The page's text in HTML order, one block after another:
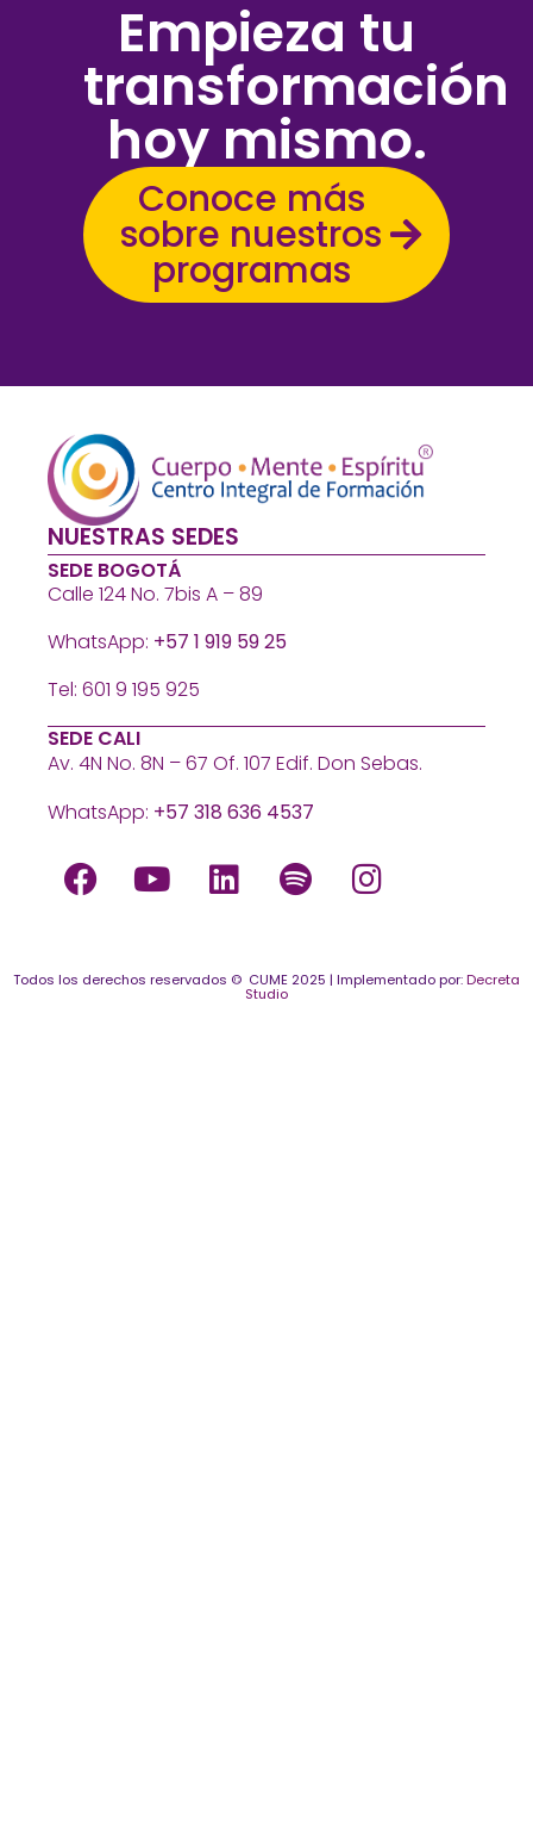
Empieza tu
transformación
hoy mismo.
Conoce más
sobre nuestros
programas
NUESTRAS SEDES
SEDE BOGOTÁ
Calle 124 No. 7bis A – 89
WhatsApp: +57 1 919 59 25
Tel: 601 9 195 925
SEDE CALI
Av. 4N No. 8N – 67 Of. 107 Edif. Don Sebas.
WhatsApp: +57 318 636 4537
Todos los derechos reservados © CUME 2025 | Implementado por:Decreta
Studio